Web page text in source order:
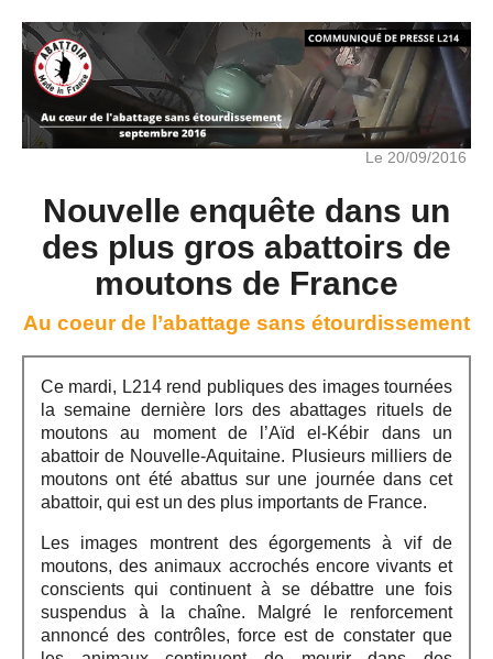
Le 20/09/2016
Nouvelle enquête dans un
des plus gros abattoirs de
moutons de France
Au coeur de l’abattage sans étourdissement
Ce mardi, L214 rend publiques des images tournées
la semaine dernière lors des abattages rituels de
moutons au moment de l’Aïd el-Kébir dans un
abattoir de Nouvelle-Aquitaine. Plusieurs milliers de
moutons ont été abattus sur une journée dans cet
abattoir, qui est un des plus importants de France.
Les images montrent des égorgements à vif de
moutons, des animaux accrochés encore vivants et
conscients qui continuent à se débattre une fois
suspendus à la chaîne. Malgré le renforcement
annoncé des contrôles, force est de constater que